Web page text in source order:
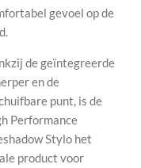
gevoel op de
de geïntegreerde
en de
punt, is de
Performance
Stylo het
product voor